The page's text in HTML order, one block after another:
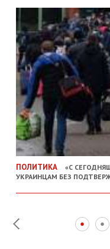
ПОЛИТИКА
«С
УКРАИНЦАМ БЕЗ